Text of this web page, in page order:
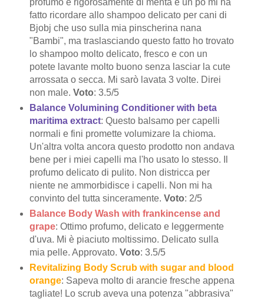
fatto ricordare allo shampoo delicato per cani di
Bjobj che uso sulla mia pinscherina nana
"Bambi", ma traslasciando questo fatto ho trovato
lo shampoo molto delicato, fresco e con un
potete lavante molto buono senza lasciar la cute
arrossata o secca. Mi sarò lavata 3 volte. Direi
non male. Voto: 3.5/5
Balance Volumining Conditioner with beta
maritima extract: Questo balsamo per capelli
normali e fini promette volumizare la chioma.
Un'altra volta ancora questo prodotto non andava
bene per i miei capelli ma l'ho usato lo stesso. Il
profumo delicato di pulito. Non districca per
niente ne ammorbidisce i capelli. Non mi ha
convinto del tutta sinceramente. Voto: 2/5
Balance Body Wash with frankincense and
grape: Ottimo profumo, delicato e leggermente
d'uva. Mi è piaciuto moltissimo. Delicato sulla
mia pelle. Approvato. Voto: 3.5/5
Revitalizing Body Scrub with sugar and blood
orange: Sapeva molto di arancie fresche appena
tagliate! Lo scrub aveva una potenza "abbrasiva"